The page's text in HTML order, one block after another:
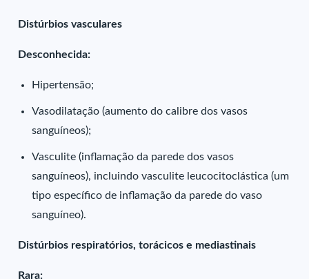
Distúrbios vasculares
Desconhecida:
Hipertensão;
Vasodilatação (aumento do calibre dos vasos
sanguíneos);
Vasculite (inflamação da parede dos vasos
sanguíneos), incluindo vasculite leucocitoclástica (um
tipo específico de inflamação da parede do vaso
sanguíneo).
Distúrbios respiratórios, torácicos e mediastinais
Rara: